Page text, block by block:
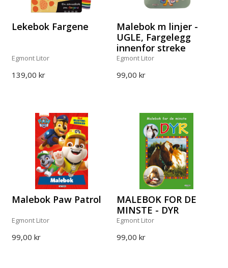
Lekebok Fargene
Egmont Litor
139,00 kr
Malebok m linjer -
UGLE, Fargelegg
innenfor streke
Egmont Litor
99,00 kr
Malebok Paw Patrol
Egmont Litor
99,00 kr
MALEBOK FOR DE
MINSTE - DYR
Egmont Litor
99,00 kr